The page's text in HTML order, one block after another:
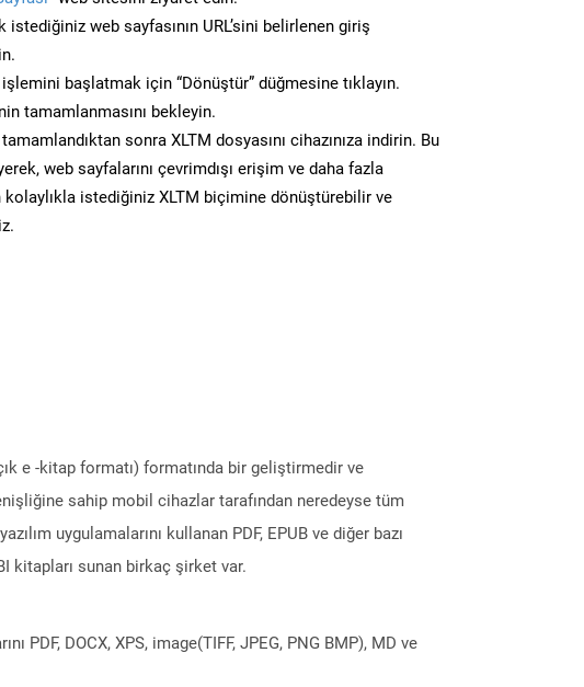
istediğiniz web sayfasının URL’sini belirlenen giriş
başlatmak için “Dönüştür” düğmesine tıklayın.
tamamlanmasını bekleyin.
sonra XLTM dosyasını cihazınıza indirin. Bu
web sayfalarını çevrimdışı erişim ve daha fazla
kolaylıkla istediğiniz XLTM biçimine dönüştürebilir ve
e -kitap formatı) formatında bir geliştirmedir ve
sahip mobil cihazlar tarafından neredeyse tüm
uygulamalarını kullanan PDF, EPUB ve diğer bazı
kitapları sunan birkaç şirket var.
DOCX, XPS, image(TIFF, JPEG, PNG BMP), MD ve